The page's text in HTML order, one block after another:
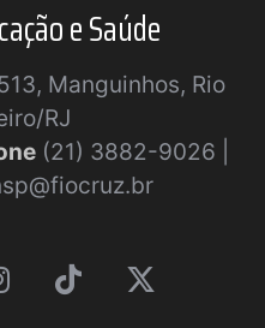
e Saúde
Manguinhos, Rio
RJ
(21) 3882-9026 |